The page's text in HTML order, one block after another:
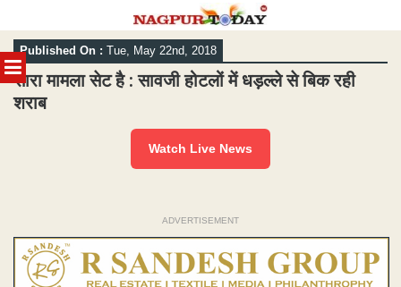
MENU
Skip
to
content
Published On : Tue, May 22nd, 2018
सारा मामला सेट है : सावजी होटलों में धड़ल्ले से बिक रही
शराब
Watch Live News
ADVERTISEMENT